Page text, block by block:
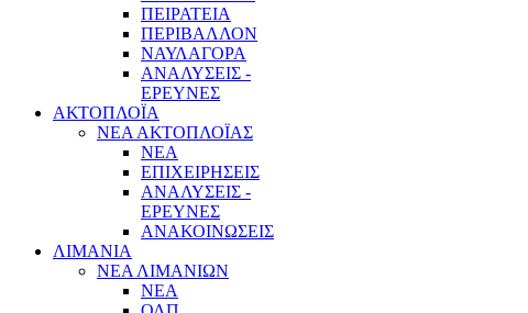
ΠΕΙΡΑΤΕΙΑ
ΠΕΡΙΒΑΛΛΟΝ
ΝΑΥΛΑΓΟΡΑ
ΑΝΑΛΥΣΕΙΣ -
ΕΡΕΥΝΕΣ
ΑΚΤΟΠΛΟΪΑ
ΝΕΑ ΑΚΤΟΠΛΟΪΑΣ
ΝΕΑ
ΕΠΙΧΕΙΡΗΣΕΙΣ
ΑΝΑΛΥΣΕΙΣ -
ΕΡΕΥΝΕΣ
ΑΝΑΚΟΙΝΩΣΕΙΣ
ΛΙΜΑΝΙΑ
ΝΕΑ ΛΙΜΑΝΙΩΝ
ΝΕΑ